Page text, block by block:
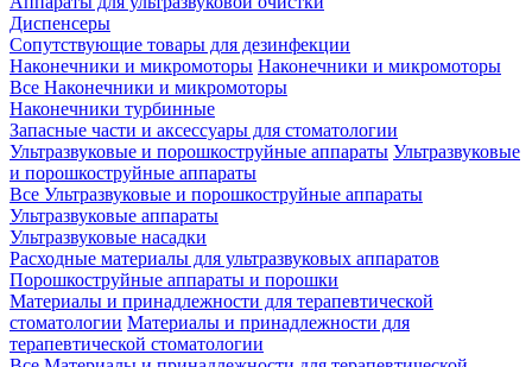
Диспенсеры
Сопутствующие товары для дезинфекции
Наконечники и микромоторы Наконечники и микромоторы
Все Наконечники и микромоторы
Наконечники турбинные
Запасные части и аксессуары для стоматологии
Ультразвуковые и порошкоструйные аппараты Ультразвуковые
и порошкоструйные аппараты
Все Ультразвуковые и порошкоструйные аппараты
Ультразвуковые аппараты
Ультразвуковые насадки
Расходные материалы для ультразвуковых аппаратов
Порошкоструйные аппараты и порошки
Материалы и принадлежности для терапевтической
стоматологии Материалы и принадлежности для
терапевтической стоматологии